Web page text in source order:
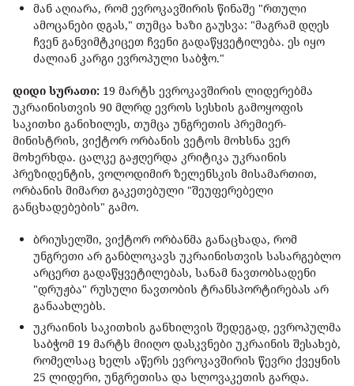
მან აღიარა, რომ ევროკავშირის წინაშე "რთული
ამოცანები დგას," თუმცა ხაზი გაუსვა: "მაგრამ დღეს
ჩვენ განვიმტკიცეთ ჩვენი გადაწყვეტილება. ეს იყო
ძალიან კარგი ევროპული საბჭო."
დიდი სურათი: 19 მარტს ევროკავშირის ლიდერებმა
უკრაინისთვის 90 მლრდ ევროს სესხის გამოყოფის
საკითხი განიხილეს, თუმცა უნგრეთის პრემიერ-
მინისტრის, ვიქტორ ორბანის ვეტოს მოხსნა ვერ
მოხერხდა. ცალკე გაჟღერდა კრიტიკა უკრაინის
პრეზიდენტის, ვოლოდიმირ ზელენსკის მისამართით,
ორბანის მიმართ გაკეთებული "შეუფერებელი
განცხადებების" გამო.
ბრიუსელში, ვიქტორ ორბანმა განაცხადა, რომ
უნგრეთი არ განბლოკავს უკრაინისთვის სასარგებლო
არცერთ გადაწყვეტილებას, სანამ ნავთობსადენი
"დრუჟბა" რუსული ნავთობის ტრანსპორტირებას არ
განაახლებს.
უკრაინის საკითხის განხილვის შედეგად, ევროპულმა
საბჭომ 19 მარტს მიიღო დასკვნები უკრაინის შესახებ,
რომელსაც ხელს აწერს ევროკავშირის წევრი ქვეყნის
25 ლიდერი, უნგრეთისა და სლოვაკეთის გარდა.